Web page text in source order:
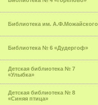
Библиотека им. А.Ф.Можайского
Библиотека № 6 «Дудергоф»
Детская библиотека № 7
«Улыбка»
Детская библиотека № 8
«Синяя птица»